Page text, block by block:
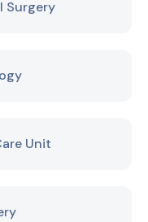
Surgery
Unit